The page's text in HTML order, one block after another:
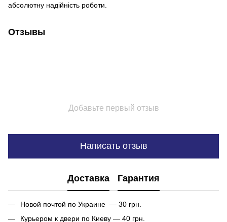
абсолютну надійність роботи.
Отзывы
Добавьте первый отзыв
Написать отзыв
Доставка Гарантия
Новой почтой по Украине — 30 грн.
Курьером к двери по Киеву — 40 грн.